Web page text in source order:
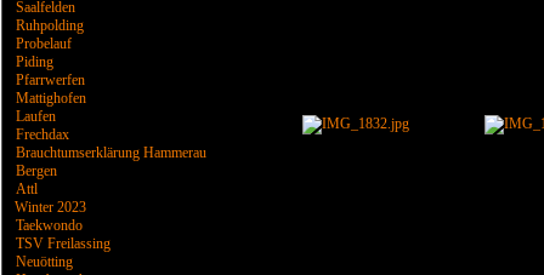
Saalfelden
Ruhpolding
Probelauf
Piding
Pfarrwerfen
Mattighofen
Laufen
Frechdax
Brauchtumserklärung Hammerau
Bergen
Attl
Winter 2023
Taekwondo
TSV Freilassing
Neuötting